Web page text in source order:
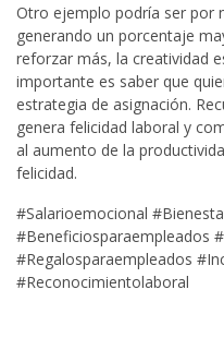
Otro ejemplo podría ser por
generando un porcentaje
reforzar más, la creatividad
importante es saber que
estrategia de asignación.
genera felicidad laboral y
al aumento de la
felicidad.
#Salarioemocional
#Beneficiosparaempleados
#Regalosparaempleados
#Reconocimientolaboral